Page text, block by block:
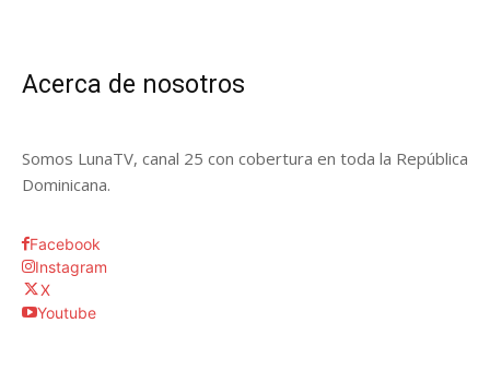
Acerca de nosotros
Somos LunaTV, canal 25 con cobertura en toda la República
Dominicana.
Facebook
Instagram
X
Youtube